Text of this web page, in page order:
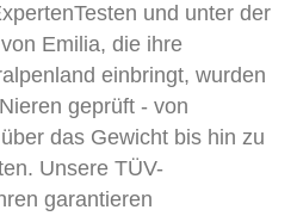
und unter der
Emilia, die ihre
einbringt, wurden
geprüft - von
das Gewicht bis hin zu
Unsere TÜV-
garantieren